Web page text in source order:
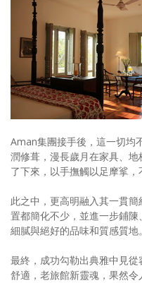
訂閱電子報
Aman集團接手後，這一切均
潤修葺，漫長歲月在家具、
了下來，以手撫觸以足摩挲，
此之中，更高明融入其一貫
置都簡化不少，並進一步鋪
細膩與絕好的品味和質感質地。
最終，成功勾勒出典雅中見
舒適，老旅館新靈魂，果然令